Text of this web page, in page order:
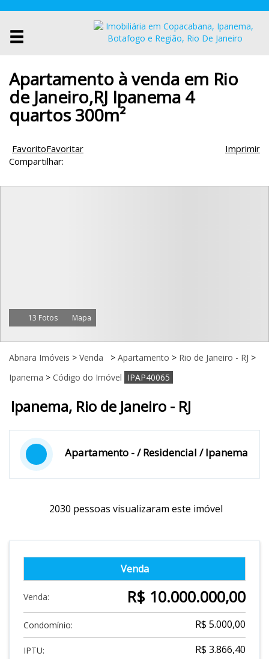
Apartamento à venda em Rio
de Janeiro,RJ Ipanema 4
quartos 300m²
FavoritoFavoritar
Imprimir
Compartilhar:
13 Fotos Mapa
Abnara Imóveis > Venda > Apartamento > Rio de Janeiro - RJ >
Ipanema > Código do Imóvel IPAP40065
Ipanema, Rio de Janeiro - RJ
Apartamento - / Residencial / Ipanema
2030 pessoas visualizaram este imóvel
Venda
Venda: R$ 10.000.000,00
Condomínio: R$ 5.000,00
IPTU:
R$ 3.866,40